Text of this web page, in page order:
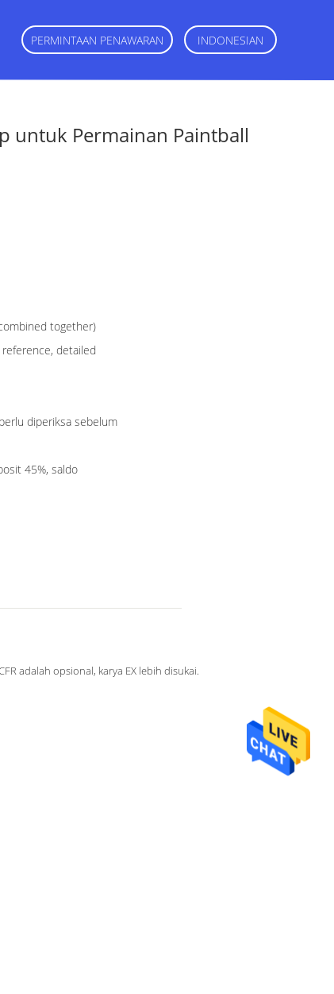
PERMINTAAN PENAWARAN INDONESIAN
untuk Permainan Paintball
together)
detailed
diperiksa sebelum
45%, saldo
adalah opsional, karya EX lebih disukai.